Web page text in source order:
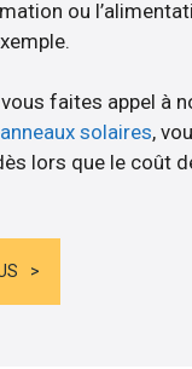
ou
faites appel à
solaires,
lors que le coût